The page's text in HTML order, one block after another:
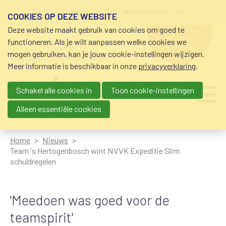
schuldhulp • sociaal krediet •
budgetbeheer • beschermingsbewind
hulp nodig
bij geldzorgen?
0800-8115.nl
Main navigation
Home
Nieuws
Team 's Hertogenbosch wint NVVK Expeditie Slim
schuldregelen
'Meedoen was goed voor de
teamspirit'
COOKIES OP DEZE WEBSITE
Deze website maakt gebruik van cookies om goed te
functioneren. Als je wilt aanpassen welke cookies we
mogen gebruiken, kan je jouw cookie-instellingen wijzigen.
Meer informatie is beschikbaar in onze privacyverklaring.
Schakel alle cookies in
Toon cookie-instellingen
Alleen essentiële cookies